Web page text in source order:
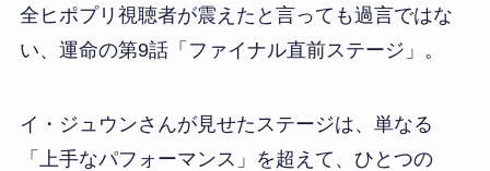
全ヒポプリ視聴者が震えたと言っても過言ではな
い、運命の第9話「ファイナル直前ステージ」。
イ・ジュウンさんが見せたステージは、単なる
「上手なパフォーマンス」を超えて、ひとつの